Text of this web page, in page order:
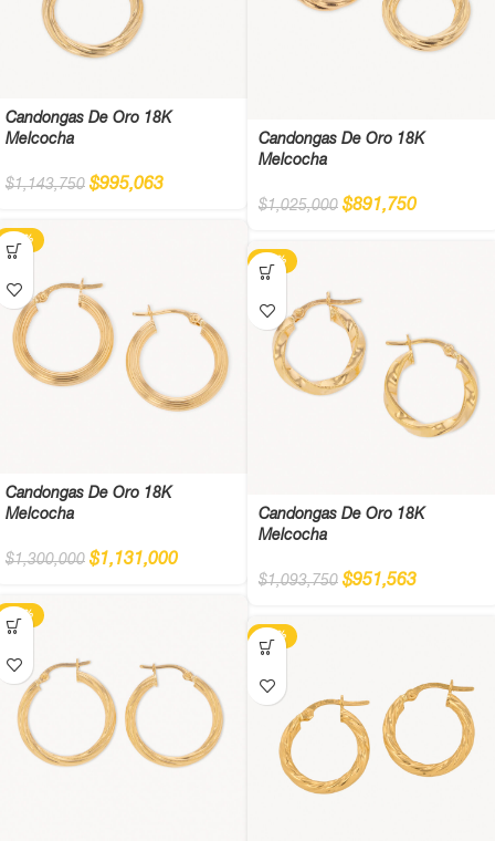
Candongas De Oro 18K
Melcocha
$1,143,750 $995,063
Candongas De Oro 18K
Melcocha
$1,025,000 $891,750
-13%
Candongas De Oro 18K
Melcocha
$1,300,000 $1,131,000
-13%
Candongas De Oro 18K
Melcocha
$1,093,750 $951,563
-13%
-13%